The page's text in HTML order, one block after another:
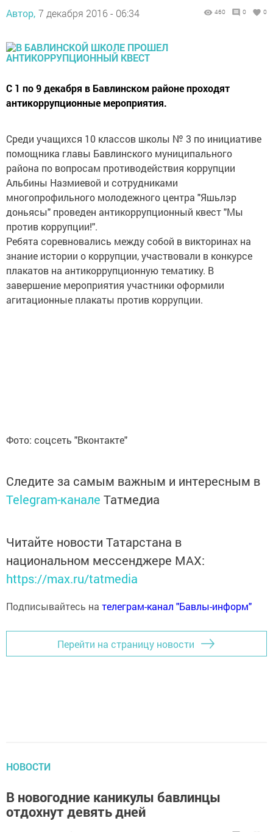
Автор, 7 декабря 2016 - 06:34 460 0 0
С 1 по 9 декабря в Бавлинском районе проходят
антикоррупционные мероприятия.
Среди учащихся 10 классов школы № 3 по инициативе
помощника главы Бавлинского муниципального
района по вопросам противодействия коррупции
Альбины Назмиевой и сотрудниками
многопрофильного молодежного центра "Яшьлэр
доньясы" проведен антикоррупционный квест "Мы
против коррупции!".
Ребята соревновались между собой в викторинах на
знание истории о коррупции, участвовали в конкурсе
плакатов на антикоррупционную тематику. В
завершение мероприятия участники оформили
агитационные плакаты против коррупции.
Фото: соцсеть "Вконтакте"
Следите за самым важным и интересным в
Telegram-канале Татмедиа
Читайте новости Татарстана в
национальном мессенджере MАХ:
https://max.ru/tatmedia
Подписывайтесь на телеграм-канал "Бавлы-информ"
Перейти на страницу новости
НОВОСТИ
В новогодние каникулы бавлинцы
отдохнут девять дней